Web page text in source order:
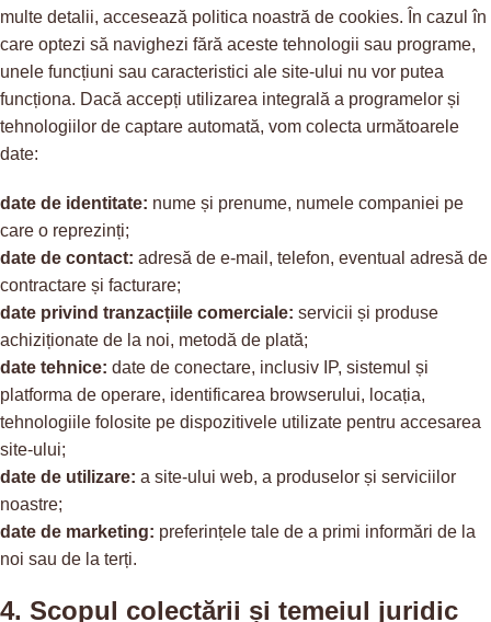
multe detalii, accesează politica noastră de cookies. În cazul în
care optezi să navighezi fără aceste tehnologii sau programe,
unele funcțiuni sau caracteristici ale site-ului nu vor putea
funcționa. Dacă accepți utilizarea integrală a programelor și
tehnologiilor de captare automată, vom colecta următoarele
date:
date de identitate: nume și prenume, numele companiei pe
care o reprezinți;
date de contact: adresă de e-mail, telefon, eventual adresă de
contractare și facturare;
date privind tranzacțiile comerciale: servicii și produse
achiziționate de la noi, metodă de plată;
date tehnice: date de conectare, inclusiv IP, sistemul și
platforma de operare, identificarea browserului, locația,
tehnologiile folosite pe dispozitivele utilizate pentru accesarea
site-ului;
date de utilizare: a site-ului web, a produselor și serviciilor
noastre;
date de marketing: preferințele tale de a primi informări de la
noi sau de la terți.
4. Scopul colectării și temeiul juridic